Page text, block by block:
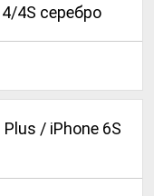
/ iPhone 6S
4S серебро